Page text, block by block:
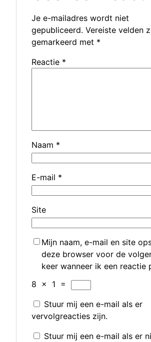
Je e-mailadres wordt niet
gepubliceerd. Vereiste velden
gemarkeerd met *
Reactie *
Naam *
E-mail *
Site
Mijn naam, e-mail en site
deze browser voor de
keer wanneer ik een reactie
8 × 1 =
Stuur mij een e-mail als er
vervolgreacties zijn.
Stuur mij een e-mail als er